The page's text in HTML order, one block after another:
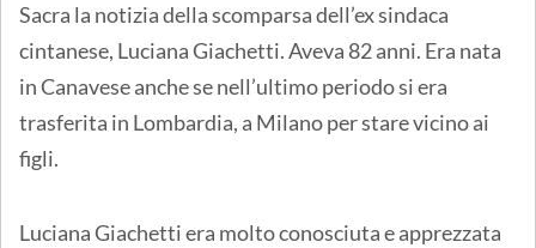
Sacra la notizia della scomparsa dell’ex sindaca
cintanese, Luciana Giachetti. Aveva 82 anni. Era nata
in Canavese anche se nell’ultimo periodo si era
trasferita in Lombardia, a Milano per stare vicino ai
figli.
Luciana Giachetti era molto conosciuta e apprezzata